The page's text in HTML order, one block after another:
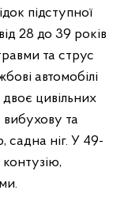
підступної
28 до 39 років
та струс
автомобілі
цивільних
вибухову та
садна ніг. У 49-
контузію,